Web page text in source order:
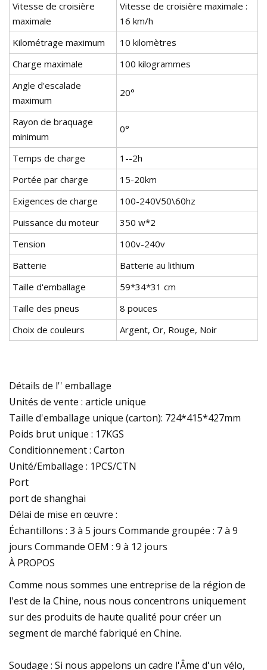
Vitesse de croisière
maximale
Vitesse de croisière maximale :
16 km/h
Kilométrage maximum
10 kilomètres
Charge maximale
100 kilogrammes
Angle d'escalade
maximum
20°
Rayon de braquage
minimum
0°
Temps de charge
1--2h
Portée par charge
15-20km
Exigences de charge
100-240V50\60hz
Puissance du moteur
350 w*2
Tension
100v-240v
Batterie
Batterie au lithium
Taille d'emballage
59*34*31 cm
Taille des pneus
8 pouces
Choix de couleurs
Argent, Or, Rouge, Noir
Détails de l'' emballage
Unités de vente : article unique
Taille d'emballage unique (carton): 724*415*427mm
Poids brut unique : 17KGS
Conditionnement : Carton
Unité/Emballage : 1PCS/CTN
Port
port de shanghai
Délai de mise en œuvre :
Échantillons : 3 à 5 jours Commande groupée : 7 à 9
jours Commande OEM : 9 à 12 jours
À PROPOS
Comme nous sommes une entreprise de la région de
l'est de la Chine, nous nous concentrons uniquement
sur des produits de haute qualité pour créer un
segment de marché fabriqué en Chine.
Soudage : Si nous appelons un cadre l'Âme d'un vélo,